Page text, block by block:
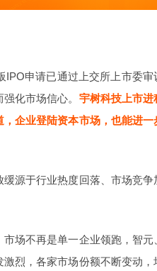
IPO申请已通过上交所上市委
化市场信心。 宇树科技上市
企业登陆资本市场，也能进
源于行业热度回落、市场竞
场不再是单一企业领跑，智
烈，各家市场份额不断变动